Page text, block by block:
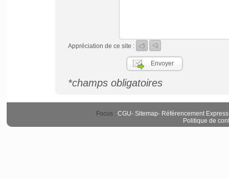
Appréciation de ce site :
*champs obligatoires
Focus : CGU- Sitemap- Référencement Express
Politique de